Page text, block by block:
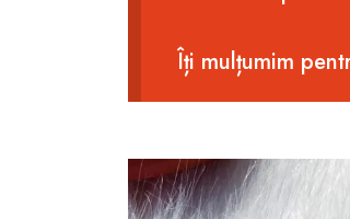
Îți mulțumim